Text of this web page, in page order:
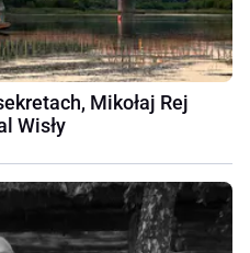
Mikołaj Rej
Wisły